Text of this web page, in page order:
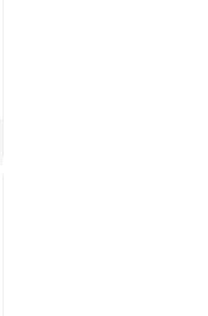
розетке